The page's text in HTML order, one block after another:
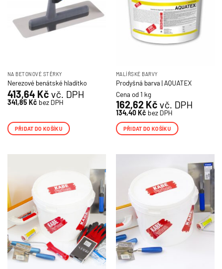
NA BETONOVÉ STĚRKY
Nerezové benátské hladítko
413,64 Kč vč. DPH
341,85 Kč bez DPH
PŘIDAT DO KOŠÍKU
MALÍŘSKÉ BARVY
Prodyšná barva | AQUATEX
Cena od 1 kg
162,62 Kč vč. DPH
134,40Kč bez DPH
PŘIDAT DO KOŠÍKU